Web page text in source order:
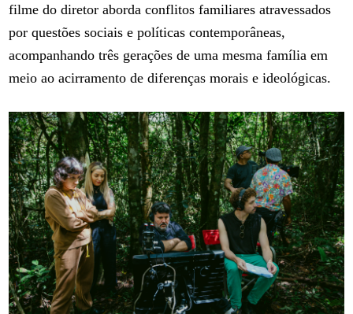
filme do diretor aborda conflitos familiares atravessados
por questões sociais e políticas contemporâneas,
acompanhando três gerações de uma mesma família em
meio ao acirramento de diferenças morais e ideológicas.